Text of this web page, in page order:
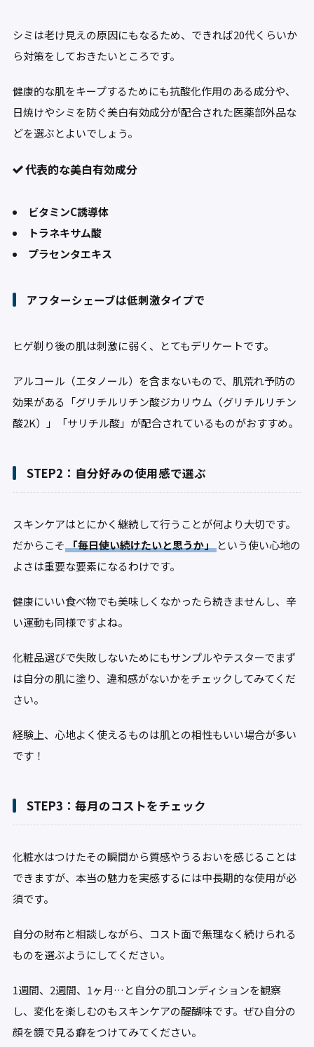
シミは老け見えの原因にもなるため、できれば20代くらいか
ら対策をしておきたいところです。
健康的な肌をキープするためにも抗酸化作用のある成分や、
日焼けやシミを防ぐ美白有効成分が配合された医薬部外品な
どを選ぶとよいでしょう。
代表的な美白有効成分
ビタミンC誘導体
トラネキサム酸
プラセンタエキス
アフターシェーブは低刺激タイプで
ヒゲ剃り後の肌は刺激に弱く、とてもデリケートです。
アルコール（エタノール）を含まないもので、肌荒れ予防の
効果がある「グリチルリチン酸ジカリウム（グリチルリチン
酸2K）」「サリチル酸」が配合されているものがおすすめ。
STEP2：自分好みの使用感で選ぶ
スキンケアはとにかく継続して行うことが何より大切です。
だからこそ 「毎日使い続けたいと思うか」という使い心地の
よさは重要な要素になるわけです。
健康にいい食べ物でも美味しくなかったら続きませんし、辛
い運動も同様ですよね。
化粧品選びで失敗しないためにもサンプルやテスターでまず
は自分の肌に塗り、違和感がないかをチェックしてみてくだ
さい。
経験上、心地よく使えるものは肌との相性もいい場合が多い
です！
STEP3：毎月のコストをチェック
化粧水はつけたその瞬間から質感やうるおいを感じることは
できますが、本当の魅力を実感するには中長期的な使用が必
須です。
自分の財布と相談しながら、コスト面で無理なく続けられる
ものを選ぶようにしてください。
1週間、2週間、1ヶ月…と自分の肌コンディションを観察
し、変化を楽しむのもスキンケアの醍醐味です。ぜひ自分の
顔を鏡で見る癖をつけてみてください。